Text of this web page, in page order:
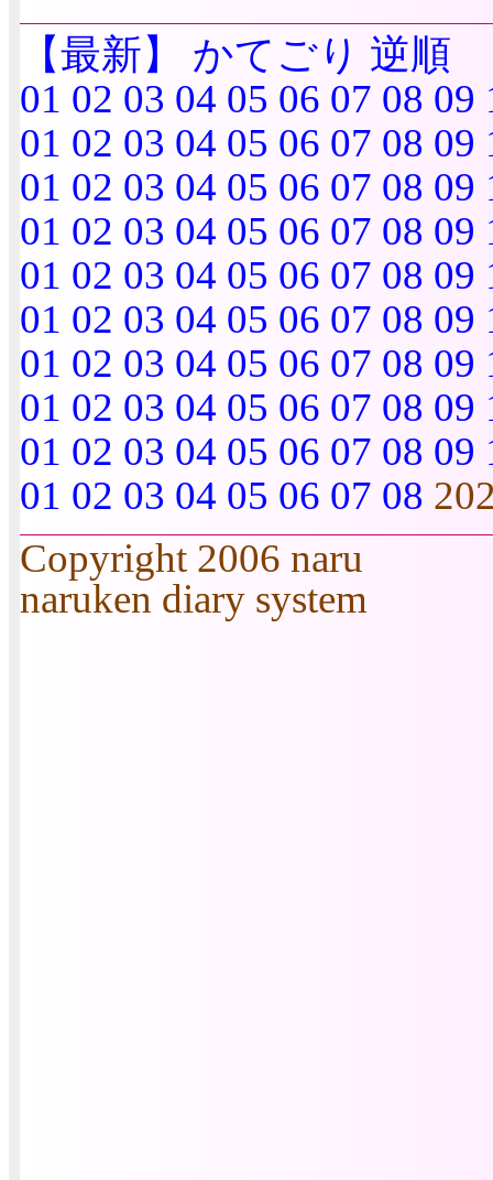
【最新】 かてごり 逆順
01 02 03 04 05 06 07 08 09
01 02 03 04 05 06 07 08 09
01 02 03 04 05 06 07 08 09
01 02 03 04 05 06 07 08 09
01 02 03 04 05 06 07 08 09
01 02 03 04 05 06 07 08 09
01 02 03 04 05 06 07 08 09
01 02 03 04 05 06 07 08 09
01 02 03 04 05 06 07 08 09
01 02 03 04 05 06 07 08
Copyright 2006 naru
naruken diary system